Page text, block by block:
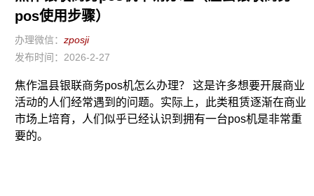
pos使用步骤）
办理微信： zposji
发布时间：2026-2-27
焦作温县银联商务pos机怎么办理？ 这是许多想要开展商业
活动的人们经常遇到的问题。实际上，此类租赁逐渐在商业
市场上培育，人们似乎已经认识到拥有一台pos机是非常重
要的。